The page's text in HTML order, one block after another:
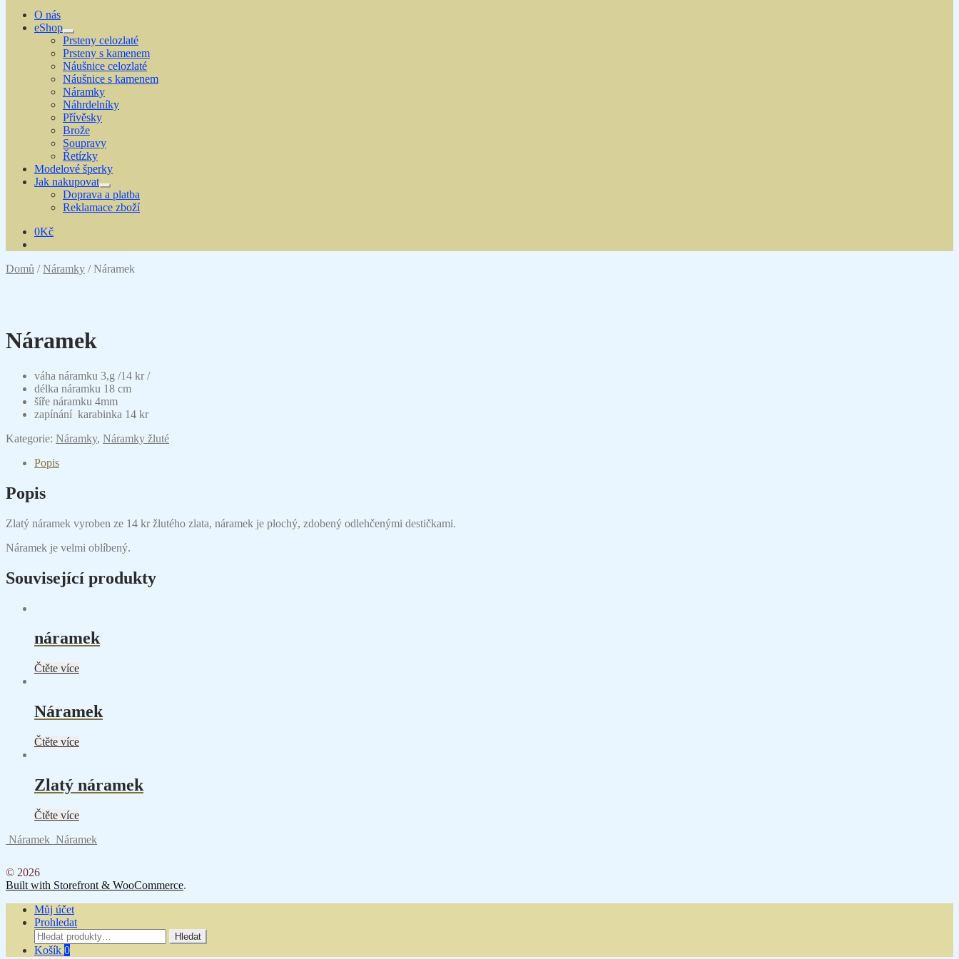
O nás
eShop
Expand
child
menu
Prsteny celozlaté
Prsteny s kamenem
Náušnice celozlaté
Náušnice s kamenem
Náramky
Náhrdelníky
Přívěsky
Brože
Soupravy
Řetízky
Modelové šperky
Jak nakupovat
Expand
child
menu
Doprava a platba
Reklamace zboží
0Kč
Domů /Náramky /Náramek
Náramek
váha náramku 3,g /14 kr /
délka náramku 18 cm
šíře náramku 4mm
zapínání karabinka 14 kr
Kategorie: Náramky, Náramky žluté
Popis
Popis
Zlatý náramek vyroben ze 14 kr žlutého zlata, náramek je plochý, zdobený odlehčenými destičkami.
Náramek je velmi oblíbený.
Související produkty
náramek
Čtěte více
Náramek
Čtěte více
Zlatý náramek
Čtěte více
Náramek Náramek
© 2026
Built with Storefront & WooCommerce.
Můj účet
Prohledat
Hledat:
Hledat
Košík 0